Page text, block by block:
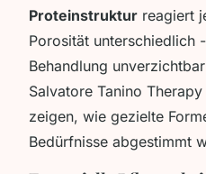
Proteinstruktur reagiert
Porosität unterschiedlich
Behandlung
Salvatore Tanino Therapy
zeigen, wie gezielte
Bedürfnisse abgestimmt